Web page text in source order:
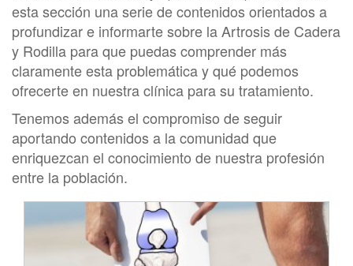
esta sección una serie de contenidos orientados a
profundizar e informarte sobre la Artrosis de Cadera
y Rodilla para que puedas comprender más
claramente esta problemática y qué podemos
ofrecerte en nuestra clínica para su tratamiento.
Tenemos además el compromiso de seguir
aportando contenidos a la comunidad que
enriquezcan el conocimiento de nuestra profesión
entre la población.